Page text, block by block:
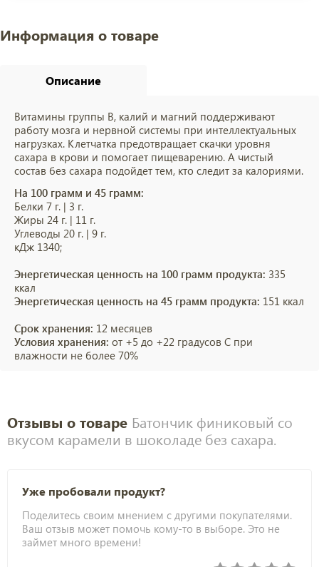
Информация о товаре
Описание
Витамины группы В, калий и магний поддерживают
работу мозга и нервной системы при интеллектуальных
нагрузках. Клетчатка предотвращает скачки уровня
сахара в крови и помогает пищеварению. А чистый
состав без сахара подойдет тем, кто следит за калориями.
На 100 грамм и 45 грамм:
Белки 7 г. | 3 г.
Жиры 24 г. | 11 г.
Углеводы 20 г. | 9 г.
кДж 1340;
Энергетическая ценность на 100 грамм продукта: 335
ккал
Энергетическая ценность на 45 грамм продукта: 151 ккал
Срок хранения: 12 месяцев
Условия хранения: от +5 до +22 градусов С при
влажности не более 70%
Отзывы о товаре Батончик финиковый со
вкусом карамели в шоколаде без сахара.
Уже пробовали продукт?
Поделитесь своим мнением с другими покупателями.
Ваш отзыв может помочь кому-то в выборе. Это не
займет много времени!